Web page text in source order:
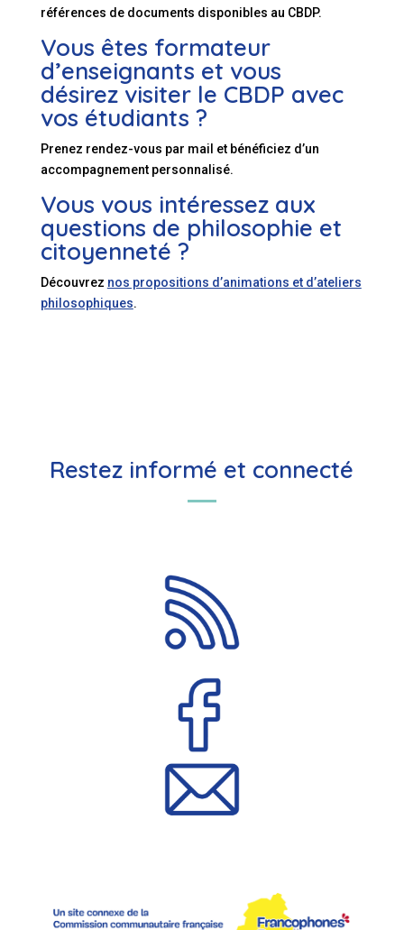
références de documents disponibles au CBDP.
Vous êtes formateur
d’enseignants et vous
désirez visiter le CBDP avec
vos étudiants ?
Prenez rendez-vous par mail et bénéficiez d’un
accompagnement personnalisé.
Vous vous intéressez aux
questions de philosophie et
citoyenneté ?
Découvrez nos propositions d’animations et d’ateliers
philosophiques.
Restez informé et connecté